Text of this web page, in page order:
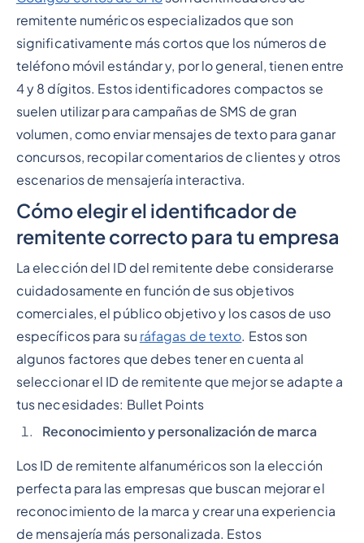
remitente numéricos especializados que son
significativamente más cortos que los números de
teléfono móvil estándar y, por lo general, tienen entre
4 y 8 dígitos. Estos identificadores compactos se
suelen utilizar para campañas de SMS de gran
volumen, como enviar mensajes de texto para ganar
concursos, recopilar comentarios de clientes y otros
escenarios de mensajería interactiva.
Cómo elegir el identificador de
remitente correcto para tu empresa
La elección del ID del remitente debe considerarse
cuidadosamente en función de sus objetivos
comerciales, el público objetivo y los casos de uso
específicos para su ráfagas de texto. Estos son
algunos factores que debes tener en cuenta al
seleccionar el ID de remitente que mejor se adapte a
tus necesidades: Bullet Points
Reconocimiento y personalización de marca
Los ID de remitente alfanuméricos son la elección
perfecta para las empresas que buscan mejorar el
reconocimiento de la marca y crear una experiencia
de mensajería más personalizada. Estos